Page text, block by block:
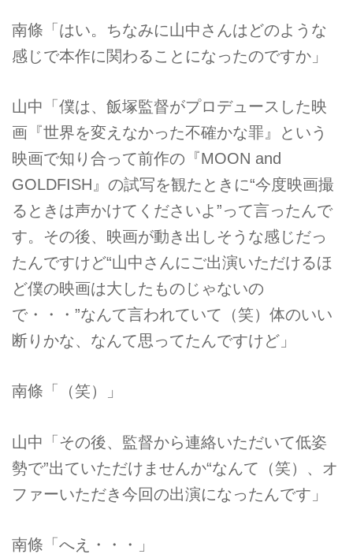
南條「はい。ちなみに山中さんはどのような
感じで本作に関わることになったのですか」
山中「僕は、飯塚監督がプロデュースした映
画『世界を変えなかった不確かな罪』という
映画で知り合って前作の『MOON and
GOLDFISH』の試写を観たときに“今度映画撮
るときは声かけてくださいよ”って言ったんで
す。その後、映画が動き出しそうな感じだっ
たんですけど“山中さんにご出演いただけるほ
ど僕の映画は大したものじゃないの
で・・・”なんて言われていて（笑）体のいい
断りかな、なんて思ってたんですけど」
南條「（笑）」
山中「その後、監督から連絡いただいて低姿
勢で”出ていただけませんか“なんて（笑）、オ
ファーいただき今回の出演になったんです」
南條「へえ・・・」